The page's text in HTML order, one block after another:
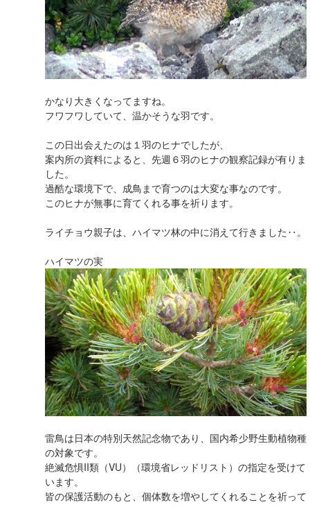
かなり大きくなってますね。
フワフワしていて、温かそうな羽です。
この日出会えたのは１羽のヒナでしたが、
案内所の資料によると、先週６羽のヒナの観察記録が有りま
した。
過酷な環境下で、成鳥まで育つのは大変な事なのです。
このヒナが無事に育てくれる事を祈ります。
ライチョウ親子は、ハイマツ林の中に消えて行きました‥。
ハイマツの実
雷鳥は日本の特別天然記念物であり、国内希少野生動植物種
の対象です。
絶滅危惧II類（VU）（環境省レッドリスト）の指定を受けて
います。
皆の保護活動のもと、個体数を増やしてくれることを祈って